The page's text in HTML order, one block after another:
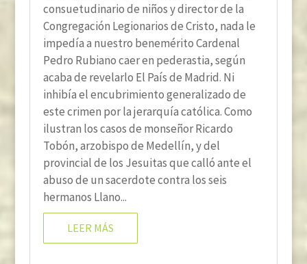
consuetudinario de niños y director de la
Congregación Legionarios de Cristo, nada le
impedía a nuestro benemérito Cardenal
Pedro Rubiano caer en pederastia, según
acaba de revelarlo El País de Madrid. Ni
inhibía el encubrimiento generalizado de
este crimen por la jerarquía católica. Como
ilustran los casos de monseñor Ricardo
Tobón, arzobispo de Medellín, y del
provincial de los Jesuitas que calló ante el
abuso de un sacerdote contra los seis
hermanos Llano...
LEER MÁS